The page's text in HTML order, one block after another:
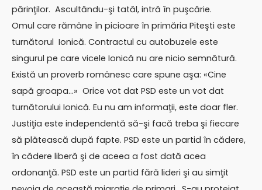
părinţilor. Ascultăndu-şi tatăl, intră în puşcărie.
Omul care rămâne în picioare în primăria Piteşti este
turnătorul Ionică. Contractul cu autobuzele este
singurul pe care vicele Ionică nu are nicio semnătură.
Există un proverb românesc care spune aşa: «Cine
sapă groapa…» Orice vot dat PSD este un vot dat
turnătorului Ionică. Eu nu am informaţii, este doar fler.
Justiţia este independentă să-şi facă treba şi fiecare
să plătească după fapte. PSD este un partid în cădere,
în cădere liberă şi de aceea a fost dată acea
ordonanţă. PSD este un partid fără lideri şi au simţit